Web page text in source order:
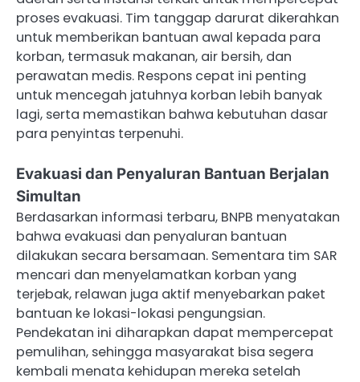
proses evakuasi. Tim tanggap darurat dikerahkan
untuk memberikan bantuan awal kepada para
korban, termasuk makanan, air bersih, dan
perawatan medis. Respons cepat ini penting
untuk mencegah jatuhnya korban lebih banyak
lagi, serta memastikan bahwa kebutuhan dasar
para penyintas terpenuhi.
Evakuasi dan Penyaluran Bantuan Berjalan
Simultan
Berdasarkan informasi terbaru, BNPB menyatakan
bahwa evakuasi dan penyaluran bantuan
dilakukan secara bersamaan. Sementara tim SAR
mencari dan menyelamatkan korban yang
terjebak, relawan juga aktif menyebarkan paket
bantuan ke lokasi-lokasi pengungsian.
Pendekatan ini diharapkan dapat mempercepat
pemulihan, sehingga masyarakat bisa segera
kembali menata kehidupan mereka setelah